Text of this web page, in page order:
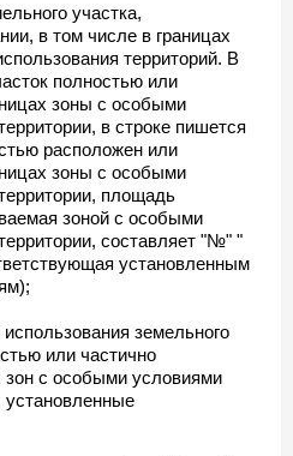
участка,
в том числе в границах
территорий. В
полностью или
зоны с особыми
в строке пишется
расположен или
зоны с особыми
площадь
зоной с особыми
составляет "№" "
установленным
земельного
или частично
зон с особыми условиями
установленные